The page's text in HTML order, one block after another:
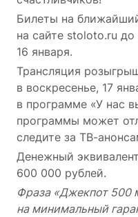
Билеты на
на сайте stoloto.ru до
16 января.
Трансляция
в воскресенье, 17
в программе «У нас
программы может
следите за ТВ-
Денежный
600 000 рублей.
Фраза «Джекпот 500
на минимальный